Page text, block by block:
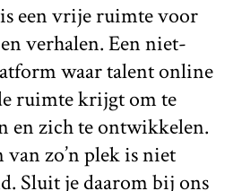
een vrije ruimte voor
verhalen. Een niet-
waar talent online
ruimte krijgt om te
en zich te ontwikkelen.
van zo’n plek is niet
Sluit je daarom bij ons